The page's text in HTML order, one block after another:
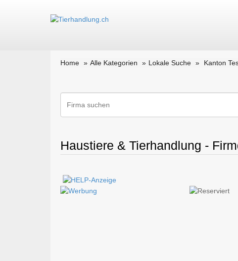
Home Alle Kategorien Lokale Suche Kanton
Haustiere & Tierhandlung -